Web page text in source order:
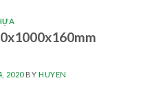
2020BY HUYEN